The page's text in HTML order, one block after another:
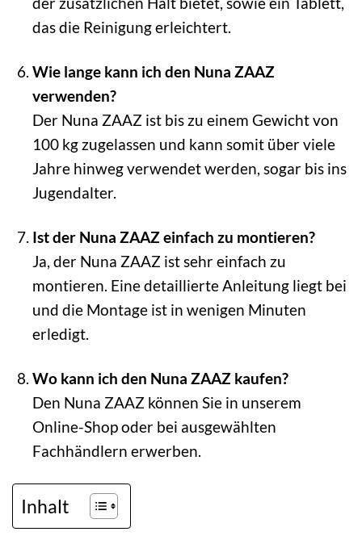
das die Reinigung erleichtert.
Wie lange kann ich den Nuna ZAAZ
verwenden?
Der Nuna ZAAZ ist bis zu einem Gewicht von
100 kg zugelassen und kann somit über viele
Jahre hinweg verwendet werden, sogar bis ins
Jugendalter.
Ist der Nuna ZAAZ einfach zu montieren?
Ja, der Nuna ZAAZ ist sehr einfach zu
montieren. Eine detaillierte Anleitung liegt bei
und die Montage ist in wenigen Minuten
erledigt.
Wo kann ich den Nuna ZAAZ kaufen?
Den Nuna ZAAZ können Sie in unserem
Online-Shop oder bei ausgewählten
Fachhändlern erwerben.
Inhalt